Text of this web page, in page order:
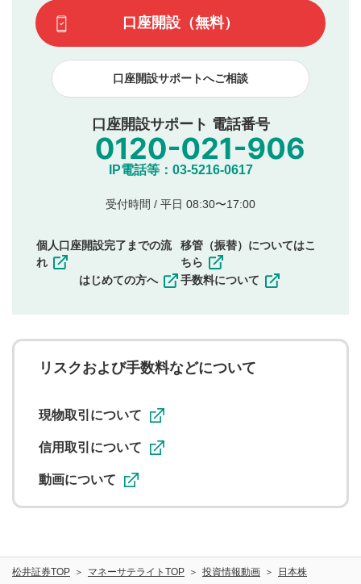
です）
てはお答えできません。各動画コンテンツへの掲載をもっ
て結果のご連絡といたします。ご了承ください。
下記の項目に該当すると判断された投稿内容は、掲載を
見合わせる場合がございます。
本動画コンテンツとは無関係の内容の投稿
他者への誹謗中傷や差別的表現投稿
公序良俗に反する内容の投稿
氏名、住所、電話番号など個人を特定できる情報の
他のサイトへの誘導や営利目的、広告・宣伝を目
他者の権利（商標、著作権、その他の知的財産
その他当社が不適切と判断した投稿
一度投稿した評価およびコメントの変更・削除はできま
ことを承諾したものとします。また、利用者は、コメント
に関する著作者人格権を行使しないことに同意します。利
用者が投稿したコメントは、当社サービスの広告・宣伝、
ることがあります。
口座開設（無料）
口座開設サポートへご相談
口座開設サポート 電話番号
IP電話等：03-5216-0617
受付時間 / 平日 08:30〜17:00
個人口座開設完了までの流
れ
はじめての方へ
移管（振替）についてはこ
ちら
手数料について
リスクおよび手数料などについて
現物取引について
信用取引について
動画について
松井証券TOP マネーサテライトTOP 投資情報動画
日本株